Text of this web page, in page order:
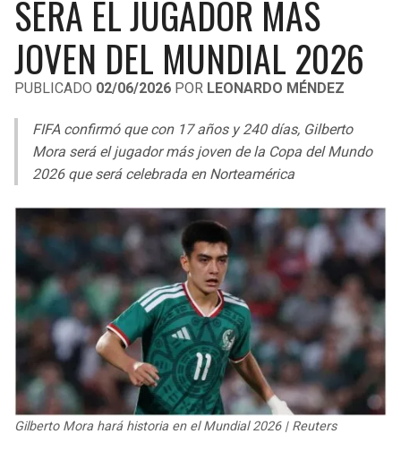
LIGA DE EXPANSIÓN MX
LEAGUES CUP
UEFA EUROPA LEAGUE
UEFA CONFERENCE LEAGUE
MLS
COPA LIBERTADORES
COPA SUDAMERICANA
LIGA BETPLAY
OTRAS LIGAS
RAIDERS
CHARGERS
RAVENS
BENGALS
STEELERS
TEXANS
COLTS
JAGUARS
CAVALIERS
PISTONS
PACERS
BUCKS
HORNETS
HEAT
MAGIC
WIZARDS
SERÁ EL JUGADOR MÁS
JOVEN DEL MUNDIAL 2026
PUBLICADO 02/06/2026 POR LEONARDO MÉNDEZ
FIFA confirmó que con 17 años y 240 días, Gilberto
Mora será el jugador más joven de la Copa del Mundo
2026 que será celebrada en Norteamérica
Gilberto Mora hará historia en el Mundial 2026 | Reuters